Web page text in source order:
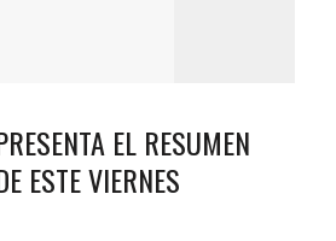
EL RESUMEN
ESTE VIERNES